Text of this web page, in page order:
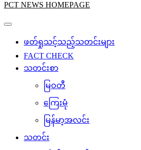
PCT NEWS HOMEPAGE
ဖတ်ရှုသင့်သည့်သတင်းများ
FACT CHECK
သတင်းစာ
မြဝတီ
ကြေးမုံ
မြန်မာ့အလင်း
သတင်း